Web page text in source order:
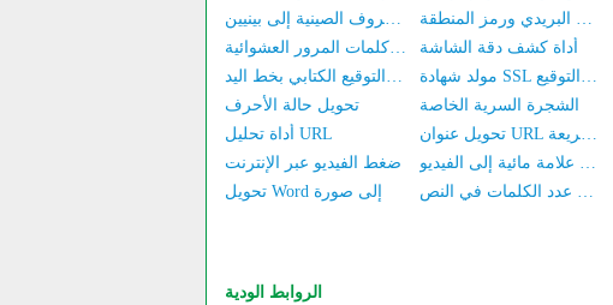
تحويل الحروف الصينية إلى بينيين
بحث الرمز البريدي ورمز المنطقة
مولد كلمات المرور العشوائية
أداة كشف دقة الشاشة
منشئ صورة التوقيع الكتابي بخط اليد
مولد شهادة SSL ذاتية التوقيع
تحويل حالة الأحرف
الشجرة السرية الخاصة
أداة تحليل URL
تحويل عنوان URL إلى رمز الاستجابة السريعة
ضغط الفيديو عبر الإنترنت
إضافة علامة مائية إلى الفيديو
تحويل Word إلى صورة
إحصاء عدد الكلمات في النص
الروابط الودية